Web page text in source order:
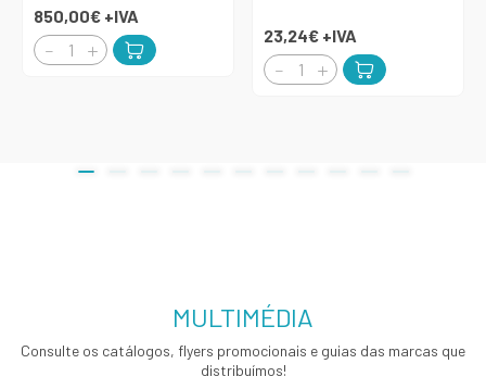
850,00€ +IVA
23,24€ +IVA
MULTIMÉDIA
Consulte os catálogos, flyers promocionais e guias das marcas que
distribuímos!